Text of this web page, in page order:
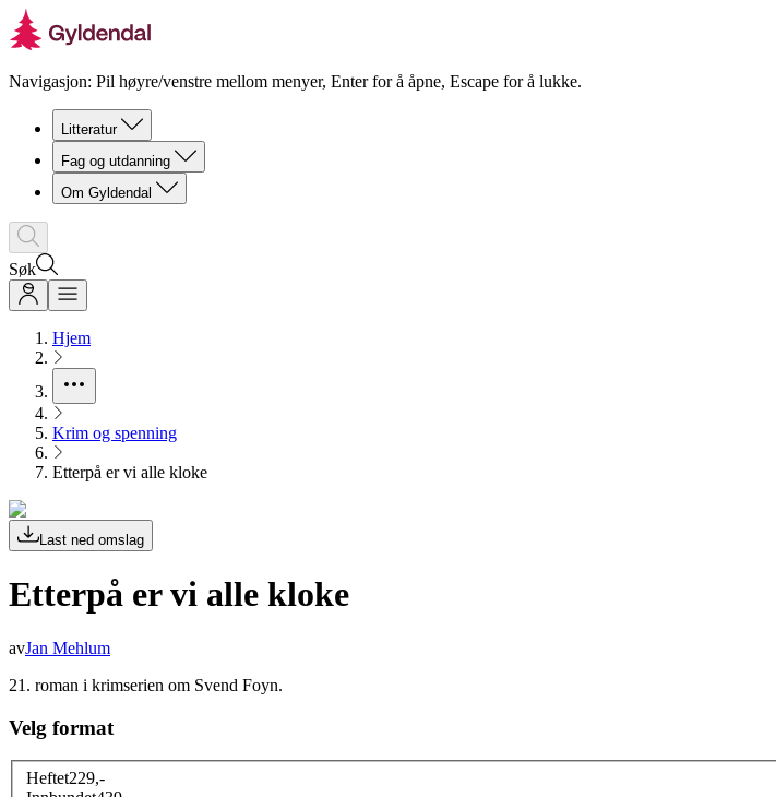
Navigasjon: Pil høyre/venstre mellom menyer, Enter for å åpne, Escape for å lukke.
Litteratur
Fag og utdanning
Om Gyldendal
Søk
Hjem
Krim og spenning
Etterpå er vi alle kloke
Last ned omslag
Etterpå er vi alle kloke
avJan Mehlum
21. roman i krimserien om Svend Foyn.
Velg format
Heftet229,-